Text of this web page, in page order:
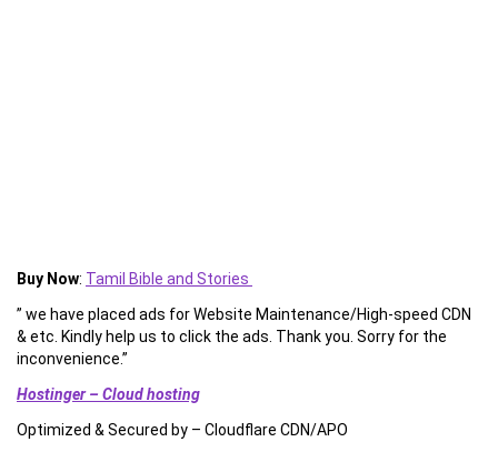
Buy Now: Tamil Bible and Stories
” we have placed ads for Website Maintenance/High-speed CDN
& etc. Kindly help us to click the ads. Thank you. Sorry for the
inconvenience.”
Hostinger – Cloud hosting
Optimized & Secured by – Cloudflare CDN/APO